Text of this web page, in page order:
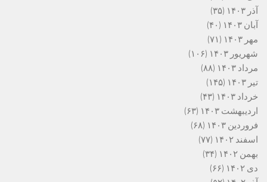
آذر ۱۴۰۳
(۳۵)
آبان ۱۴۰۳
(۴۰)
مهر ۱۴۰۳
(۷۱)
شهریور ۱۴۰۳
(۱۰۶)
مرداد ۱۴۰۳
(۸۸)
تیر ۱۴۰۳
(۱۴۵)
خرداد ۱۴۰۳
(۴۳)
اردیبهشت ۱۴۰۳
(۶۳)
فروردین ۱۴۰۳
(۶۸)
اسفند ۱۴۰۲
(۷۷)
بهمن ۱۴۰۲
(۳۴)
دی ۱۴۰۲
(۶۶)